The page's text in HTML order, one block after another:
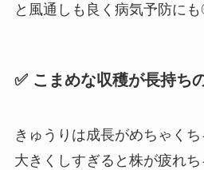
と風通しも良く病気予防に
✅ こまめな収穫が長持ち
きゅうりは成長がめちゃくち
大きくしすぎると株が疲れ